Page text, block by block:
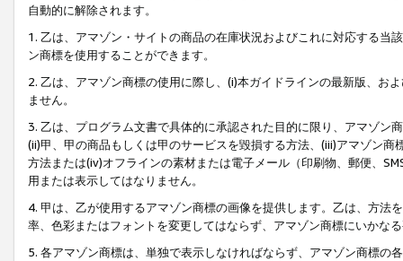
自動的に解除されます。
1. 乙は、アマゾン・サイトの商品の在庫状況およびこれに対応する
ン商標を使用することができます。
2. 乙は、アマゾン商標の使用に際し、(i)本ガイドラインの最新版、お
ません。
3. 乙は、プログラム文書で具体的に承認された目的に限り、アマゾン
(ii)甲、甲の商品もしくは甲のサービスを毀損する方法、(iii)アマゾン
方法または(iv)オフラインの素材または電子メール（印刷物、郵便、
用または表示してはなりません。
4. 甲は、乙が使用するアマゾン商標の画像を提供します。乙は、方
率、色彩またはフォントを変更してはならず、アマゾン商標にいかな
5. 各アマゾン商標は、単独で表示しなければならず、アマゾン商標